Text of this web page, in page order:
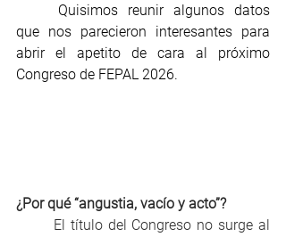
que nos parecieron interesantes para
abrir el apetito de cara al próximo
Congreso de FEPAL 2026.
¿Por qué “angustia, vacío y acto”?